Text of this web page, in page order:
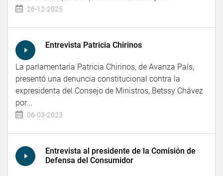
26-12-2025
Entrevista Patricia Chirinos
La parlamentaria Patricia Chirinos, de Avanza País,
presentó una denuncia constitucional contra la
expresidenta del Consejo de Ministros, Betssy Chávez
por...
06-03-2023
Entrevista al presidente de la Comisión de
Defensa del Consumidor